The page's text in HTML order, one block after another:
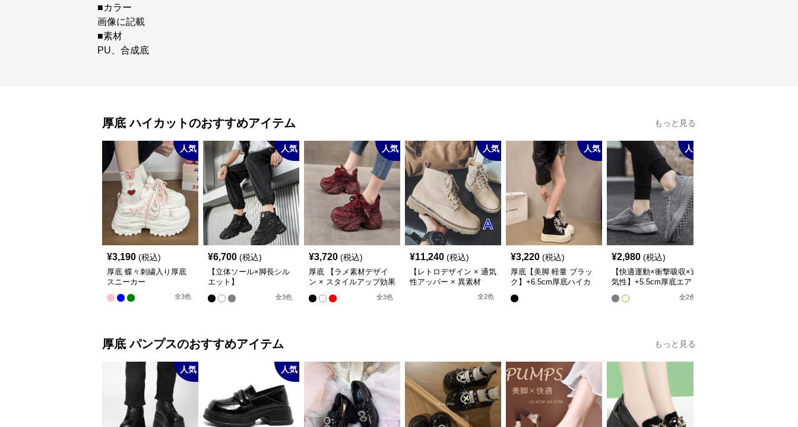
■カラー
画像に記載
■素材
PU、合成底
厚底 ハイカットのおすすめアイテム もっと見る
人気
¥3,190 (税込)
厚底 蝶々刺繍入り厚底
スニーカー
全3色
人気
¥6,700 (税込)
【立体ソール×脚長シル
エット】
12cm/10cm/8cm/6cm厚
底 ボリュームソール立
全3色
人気
¥3,720 (税込)
厚底 【ラメ素材デザイ
ン × スタイルアップ効果
× カジュアル系】厚底デ
ザインスニーカー
全3色
人気
¥11,240 (税込)
【レトロデザイン × 通気
性アッパー × 異素材
MIX】+5.5cm厚底 メン
ズハイカットブーツ
全2色
人気
¥3,220 (税込)
厚底【美脚 軽量 ブラッ
ク】+6.5cm厚底ハイカ
人気
¥2,980 (税込)
【快適運動×衝撃吸収×通
気性】+5.5cm厚底エア
ークッションスニーカー
全2色
厚底 パンプスのおすすめアイテム もっと見る
人気 人気